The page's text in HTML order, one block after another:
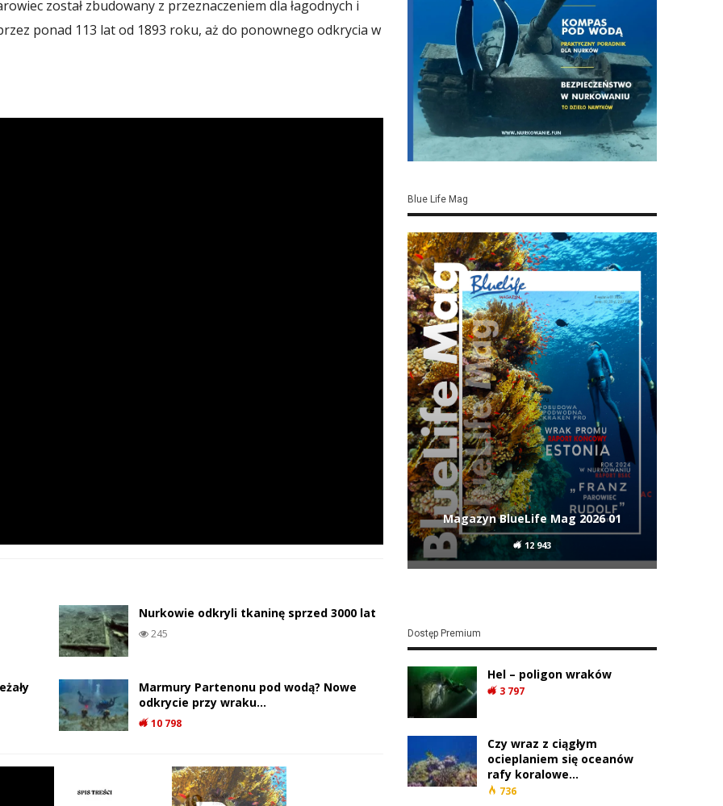
został zbudowany z przeznaczeniem dla łagodnych i
ponad 113 lat od 1893 roku, aż do ponownego odkrycia w
Nurkowie odkryli tkaninę sprzed 3000 lat
245
Marmury Partenonu pod wodą? Nowe
odkrycie przy wraku…
10 798
Blue Life Mag
Magazyn BlueLife Mag 2026 01
12 943
Dostęp Premium
Hel – poligon wraków
3 797
Czy wraz z ciągłym
ocieplaniem się oceanów
rafy koralowe…
736